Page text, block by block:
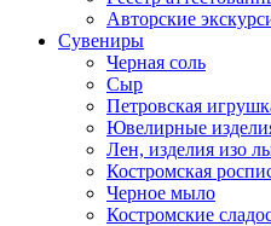
Авторские
Сувениры
Черная соль
Сыр
Петровская
Ювелирные
Лен, изделия изо
Костромская
Черное мыло
Костромские